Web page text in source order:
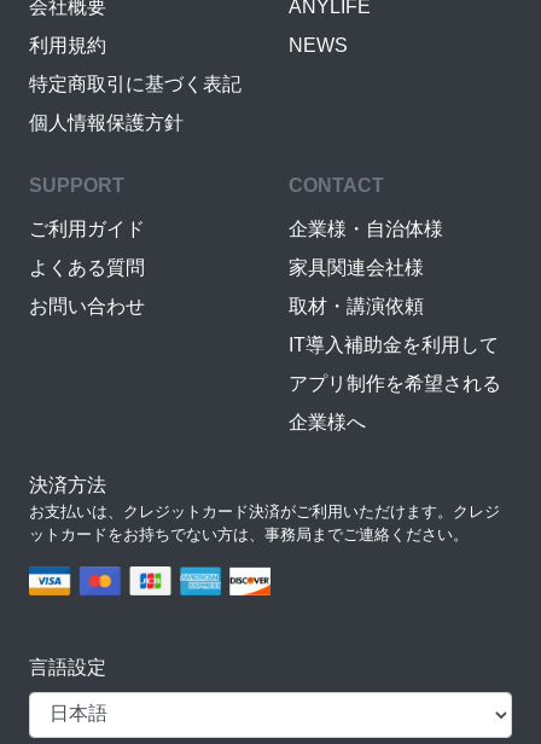
会社概要
利用規約
特定商取引に基づく表記
個人情報保護方針
ANYLIFE
NEWS
SUPPORT
ご利用ガイド
よくある質問
お問い合わせ
CONTACT
企業様・自治体様
家具関連会社様
取材・講演依頼
IT導入補助金を利用して
アプリ制作を希望される
企業様へ
決済方法
お支払いは、クレジットカード決済がご利用いただけます。クレジ
ットカードをお持ちでない方は、事務局までご連絡ください。
言語設定